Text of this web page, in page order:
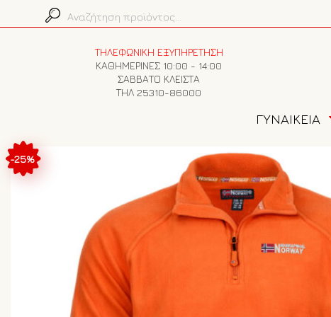
ΤΗΛΕΦΩΝΙΚΗ ΕΞΥΠΗΡΕΤΗΣΗ
ΚΑΘΗΜΕΡΙΝΕΣ 10:00 - 14:00
ΣΑΒΒΑΤΟ ΚΛΕΙΣΤΑ
ΤΗΛ 25310-86000
ΓΥΝΑΙΚΕΙΑ
-25%